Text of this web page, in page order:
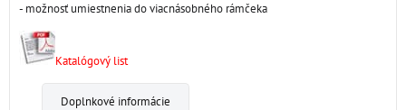
- možnosť umiestnenia do viacnásobného rámčeka
Katalógový list
Doplnkové informácie